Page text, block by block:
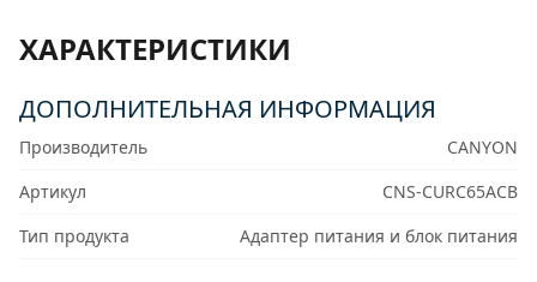
ХАРАКТЕРИСТИКИ
ДОПОЛНИТЕЛЬНАЯ ИНФОРМАЦИЯ
Производитель
CANYON
Артикул
CNS-CURC65ACB
Тип продукта
Адаптер питания и блок питания